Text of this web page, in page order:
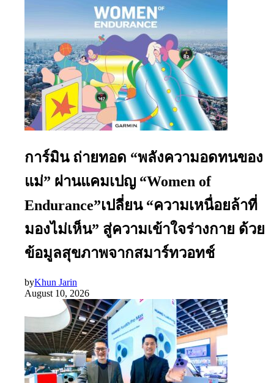
การ์มิน ถ่ายทอด “พลังความอดทนของ
แม่” ผ่านแคมเปญ “Women of
Endurance”เปลี่ยน “ความเหนื่อยล้าที่
มองไม่เห็น” สู่ความเข้าใจร่างกาย ด้วย
ข้อมูลสุขภาพจากสมาร์ทวอทช์
byKhun Jarin
August 10, 2026